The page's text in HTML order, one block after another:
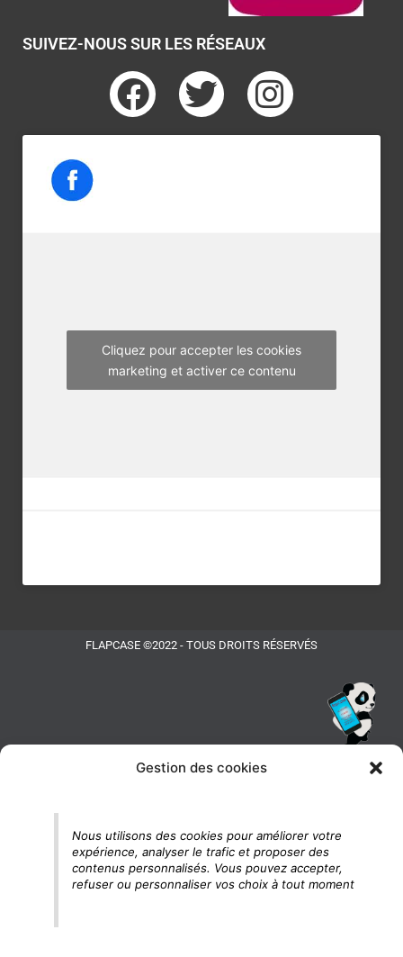
Gestion des cookies
Nous utilisons des cookies pour améliorer votre
expérience, analyser le trafic et proposer des
contenus personnalisés. Vous pouvez accepter,
refuser ou personnaliser vos choix à tout moment
SUIVEZ-NOUS SUR LES RÉSEAUX
F
a
T
w
I
n
m
Cliquez pour accepter les cookies
marketing et activer ce contenu
FLAPCASE ©2022 - TOUS DROITS RÉSERVÉS